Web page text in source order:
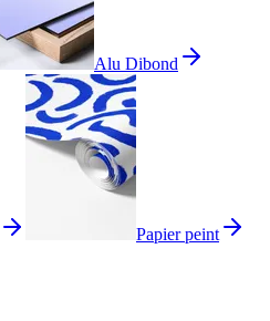
Alu Dibond
Papier peint